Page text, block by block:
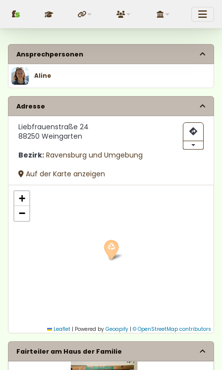
fs FundraisingÜber uns Politik
Ansprechpersonen
Aline
Adresse
Liebfrauenstraße 24
88250 Weingarten
Bezirk: Ravensburg und Umgebung
Auf der Karte anzeigen
+
−
Leaflet | Powered by Geoapify | © OpenStreetMap contributors
Fairteiler am Haus der Familie